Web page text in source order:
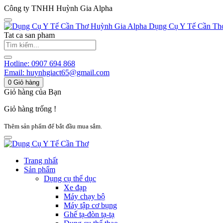
Công ty TNHH Huỳnh Gia Alpha
Huỳnh Gia Alpha Dụng Cụ Y Tế Cần
Tat ca san pham
Hotline: 0907 694 868
Email: huynhgiact65@gmail.com
0 Giỏ hàng
Giỏ hàng của Bạn
Giỏ hàng trống !
Thêm sản phẩm để bắt đầu mua sắm.
Trang nhất
Sản phẩm
Dụng cụ thể dục
Xe đạp
Máy chạy bộ
Máy tập cơ bụng
Ghế tạ-đòn tạ-tạ